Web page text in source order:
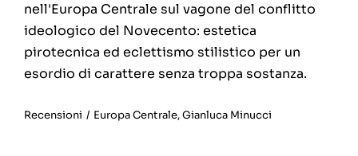
nell'Europa Centrale sul vagone del conflitto
ideologico del Novecento: estetica
pirotecnica ed eclettismo stilistico per un
esordio di carattere senza troppa sostanza.
Recensioni / Europa Centrale,Gianluca Minucci